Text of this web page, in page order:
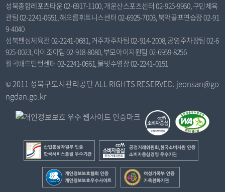
당
)
기
,
제
2
3
(
성북종합레포츠타운 02-6917-1100, 개운산스포츠센터 02-925-9960, 구민체육
관팀 02-2241-0651, 해오름휘트니스센터 02-6925-7003, 북악골프연습장 02-91
9-4040
성북펜싱체육관 02-2241-0681, 거주자주차팀 02-914-2008, 공영주차장팀 02-6
925-0023, 아이조아팀 02-918-8080, 부모아이지원팀 02-6959-8256
월곡배드민턴센터 02-2241-0661, 물빛수영장 02-2241-0151
© 2011 성북구도시관리공단 ALL RIGHTS RESERVED. jeonsan@go
ngdan.go.kr
산
업
통
상
공
정
거
래
개
인
여
성